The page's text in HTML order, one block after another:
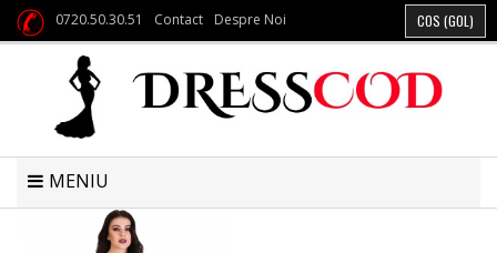
0720.50.30.51 Contact Despre Noi COS (GOL)
MENIU